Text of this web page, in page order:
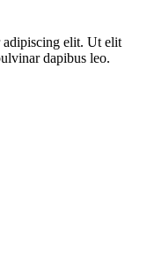
adipiscing elit. Ut elit
dapibus leo.